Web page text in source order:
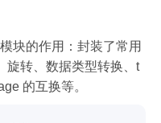
块的作用：封装了常用
旋转、数据类型转换、t
的互换等。